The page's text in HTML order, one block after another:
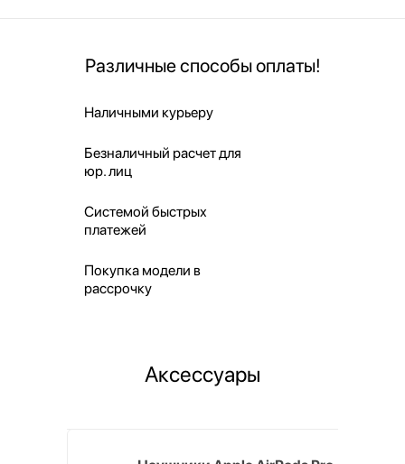
Различные способы оплаты!
Наличными курьеру
Безналичный расчет для
юр. лиц
Системой быстрых
платежей
Покупка модели в
рассрочку
Аксессуары